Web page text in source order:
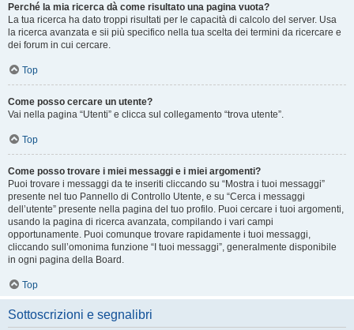
Perché la mia ricerca dà come risultato una pagina vuota?
La tua ricerca ha dato troppi risultati per le capacità di calcolo del server. Usa
la ricerca avanzata e sii più specifico nella tua scelta dei termini da ricercare e
dei forum in cui cercare.
Top
Come posso cercare un utente?
Vai nella pagina “Utenti” e clicca sul collegamento “trova utente”.
Top
Come posso trovare i miei messaggi e i miei argomenti?
Puoi trovare i messaggi da te inseriti cliccando su “Mostra i tuoi messaggi”
presente nel tuo Pannello di Controllo Utente, e su “Cerca i messaggi
dell’utente” presente nella pagina del tuo profilo. Puoi cercare i tuoi argomenti,
usando la pagina di ricerca avanzata, compilando i vari campi
opportunamente. Puoi comunque trovare rapidamente i tuoi messaggi,
cliccando sull’omonima funzione “I tuoi messaggi”, generalmente disponibile
in ogni pagina della Board.
Top
Sottoscrizioni e segnalibri